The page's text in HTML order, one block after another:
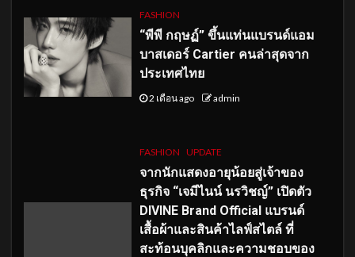
FASHION
“พีพี กฤษฏ์” ขึ้นแท่นแบรนด์แอม
บาสเดอร์ Cartier คนล่าสุดจาก
ประเทศไทย
2 เดือน ago admin
FASHION UPDATE
จากนักแสดงอายุน้อยสู่เจ้าของ
ธุรกิจ “เจมีไนน์ นรวิชญ์” เปิดตัว
DIVINE Brand Official แบรนด์
เสื้อผ้าและสินค้าไลฟ์สไตล์ ที่
สะท้อนบุคลิกและความชอบของ